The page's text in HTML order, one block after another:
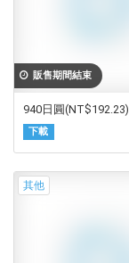
販售期間結束
940日圓(NT$192.23)
下載
其他